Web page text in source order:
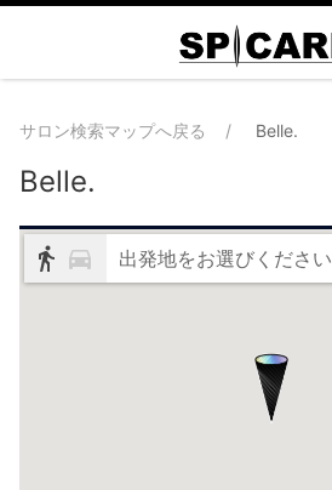
サロン検索マップへ戻る Belle.
Belle.
出発地をお選びください